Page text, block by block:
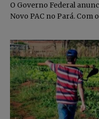
O Governo Federal
Novo PAC no Pará. Com